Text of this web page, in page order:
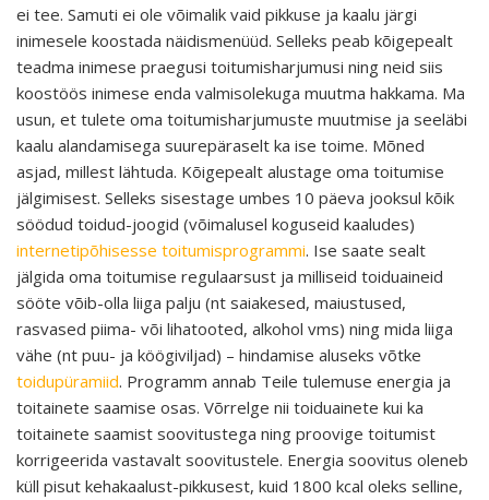
ei tee. Samuti ei ole võimalik vaid pikkuse ja kaalu järgi
inimesele koostada näidismenüüd. Selleks peab kõigepealt
teadma inimese praegusi toitumisharjumusi ning neid siis
koostöös inimese enda valmisolekuga muutma hakkama. Ma
usun, et tulete oma toitumisharjumuste muutmise ja seeläbi
kaalu alandamisega suurepäraselt ka ise toime. Mõned
asjad, millest lähtuda. Kõigepealt alustage oma toitumise
jälgimisest. Selleks sisestage umbes 10 päeva jooksul kõik
söödud toidud-joogid (võimalusel koguseid kaaludes)
internetipõhisesse toitumisprogrammi. Ise saate sealt
jälgida oma toitumise regulaarsust ja milliseid toiduaineid
sööte võib-olla liiga palju (nt saiakesed, maiustused,
rasvased piima- või lihatooted, alkohol vms) ning mida liiga
vähe (nt puu- ja köögiviljad) – hindamise aluseks võtke
toidupüramiid. Programm annab Teile tulemuse energia ja
toitainete saamise osas. Võrrelge nii toiduainete kui ka
toitainete saamist soovitustega ning proovige toitumist
korrigeerida vastavalt soovitustele. Energia soovitus oleneb
küll pisut kehakaalust-pikkusest, kuid 1800 kcal oleks selline,